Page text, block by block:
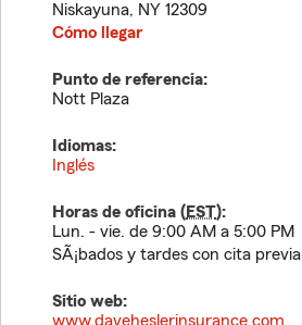
Niskayuna, NY 12309
Cómo llegar
Punto de referencia:
Nott Plaza
Idiomas:
Inglés
Horas de oficina (EST):
Lun. - vie. de 9:00 AM a 5:00 PM
SÃ¡bados y tardes con cita previa
Sitio web:
www.daveheslerinsurance.com